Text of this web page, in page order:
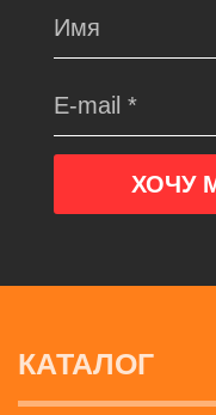
КАТАЛОГ